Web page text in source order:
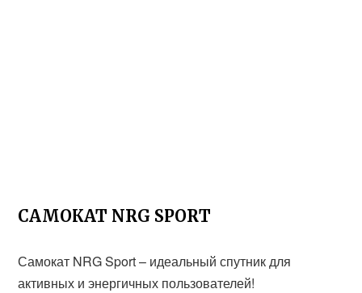
САМОКАТ NRG SPORT
Самокат NRG Sport – идеальный спутник для
активных и энергичных пользователей!